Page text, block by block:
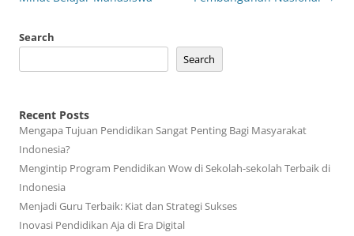
Search
Search
Recent Posts
Mengapa Tujuan Pendidikan Sangat Penting Bagi Masyarakat
Indonesia?
Mengintip Program Pendidikan Wow di Sekolah-sekolah Terbaik di
Indonesia
Menjadi Guru Terbaik: Kiat dan Strategi Sukses
Inovasi Pendidikan Aja di Era Digital